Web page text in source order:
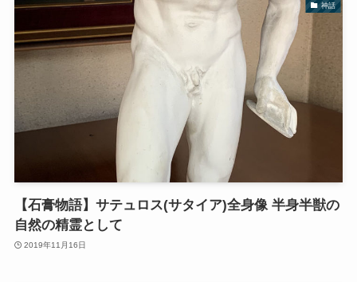
神話
【石膏物語】サテュロス(サタイア)全身像 半身半獣の
自然の精霊として
2019年11月16日